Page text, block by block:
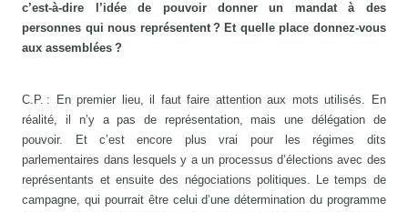
c’est-à-dire l’idée de pouvoir donner un mandat à des
personnes qui nous représentent ? Et quelle place donnez-vous
aux assemblées ?
C.P. : En premier lieu, il faut faire attention aux mots utilisés. En
réalité, il n’y a pas de représentation, mais une délégation de
pouvoir. Et c’est encore plus vrai pour les régimes dits
parlementaires dans lesquels y a un processus d’élections avec des
représentants et ensuite des négociations politiques. Le temps de
campagne, qui pourrait être celui d’une détermination du programme